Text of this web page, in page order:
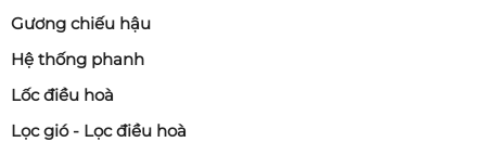
Gương chiếu hậu
Hệ thống phanh
Lốc điều hoà
Lọc gió - Lọc điều hoà